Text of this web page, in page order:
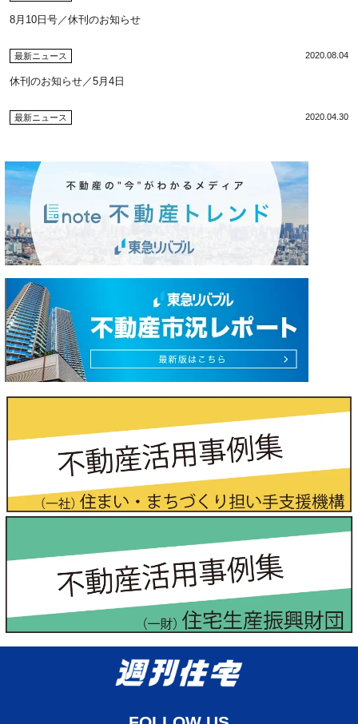
8月10日号／休刊のお知らせ
最新ニュース 2020.08.04
休刊のお知らせ／5月4日
最新ニュース 2020.04.30